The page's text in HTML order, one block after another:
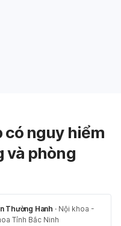
có nguy hiểm
và phòng
Thường Hanh · Nội khoa -
Tỉnh Bắc Ninh